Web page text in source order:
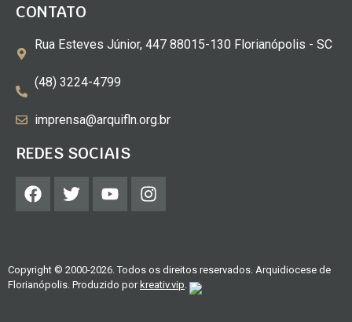
CONTATO
Rua Esteves Júnior, 447 88015-130 Florianópolis - SC
(48) 3224-4799
imprensa@arquifln.org.br
REDES SOCIAIS
Copyright © 2000-2026. Todos os direitos reservados. Arquidiocese de
Florianópolis. Produzido por kreativ.vip